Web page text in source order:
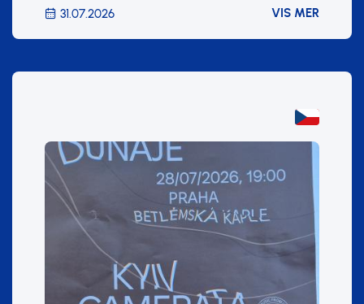
31.07.2026 VIS MER